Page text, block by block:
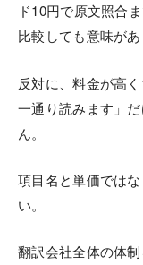
ド10円で原文照合
比較しても意味があ
反対に、料金が高
一通り読みます」
ん。
項目名と単価では
い。
翻訳会社全体の体